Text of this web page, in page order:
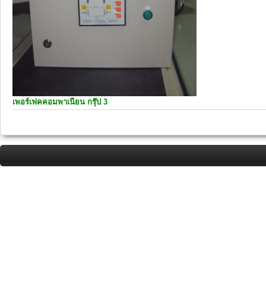
เพอร์เฟคคอมพาเนียน กรุ๊ป 3